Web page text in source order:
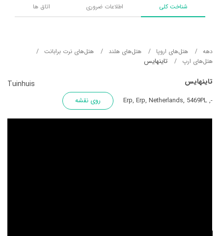
شناخت کلی اطلاعات ضروری اتاق ها
دهه هتل‌های اروپا هتل‌های هلند
هتل‌های نرت برابانت
هتل‌های ارپ
تاینهایس
تاینهایس Tuinhuis
-, Erp, Erp, Netherlands, 5469PL روی نقشه